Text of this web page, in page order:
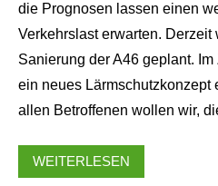
die Prognosen lassen einen
Verkehrslast erwarten. Derzeit
Sanierung der A46 geplant.
ein neues Lärmschutzkonzept
allen Betroffenen wollen wir,
WEITERLESEN